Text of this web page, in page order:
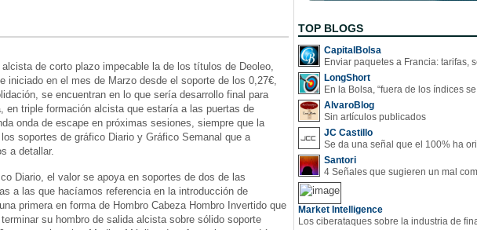
de corto plazo impecable la de los títulos de Deoleo,
iniciado en el mes de Marzo desde el soporte de los 0,27€,
se encuentran en lo que sería desarrollo final para
en triple formación alcista que estaría a las puertas de
onda de escape en próximas sesiones, siempre que la
soportes de gráfico Diario y Gráfico Semanal que a
a detallar.
Diario, el valor se apoya en soportes de dos de las
a las que hacíamos referencia en la introducción de
primera en forma de Hombro Cabeza Hombro Invertido que
su hombro de salida alcista sobre sólido soporte
TOP BLOGS
CapitalBolsa
LongShort
En la Bolsa, “fuera de los índices
AlvaroBlog
Sin artículos publicados
JC Castillo
Santori
Market Intelligence